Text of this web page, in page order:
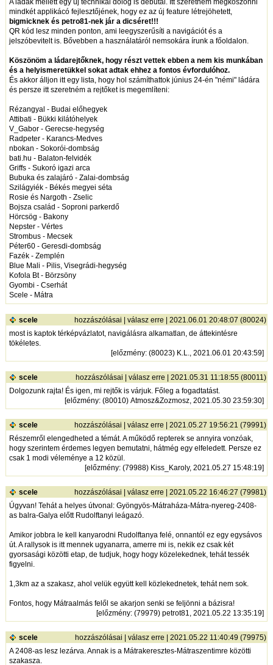
A ládák mellett egy új technikai dolog is debütál. Itt szeretném megköszönni
mindkét applikácó fejlesztőjének, hogy ez az új feature létrejöhetett,
bigmicknek és petro81-nek jár a dicséret!!!
QR kód lesz minden ponton, ami leegyszerűsíti a navigációt és a
jelszóbevitelt is. Bővebben a használatáról nemsokára írunk a főoldalon.
Köszönöm a ládarejtőknek, hogy részt vettek ebben a nem kis munkában
és a helyismeretükkel sokat adtak ehhez a fontos évfordulóhoz.
És akkor álljon itt egy lista, hogy hol számíthattok június 24-én "némi" ládára
és persze itt szeretném a rejtőket is megemlíteni:
Rézangyal - Budai előhegyek
Attibati - Bükki kilátóhelyek
V_Gabor - Gerecse-hegység
Radpeter - Karancs-Medves
nbokan - Sokorói-dombság
bati.hu - Balaton-felvidék
Griffs - Sukoró igazi arca
Bubuka és zalajáró - Zalai-dombság
Szilágyiék - Békés megyei séta
Rosie és Nargoth - Zselic
Bojsza család - Soproni parkerdő
Hörcsög - Bakony
Nepster - Vértes
Strombus - Mecsek
Péter60 - Geresdi-dombság
Fazék - Zemplén
Blue Mali - Pilis, Visegrádi-hegység
Kofola Bt - Börzsöny
Gyombi - Cserhát
Scele - Mátra
scele hozzászólásai |válasz erre | 2021.06.01 20:48:07 (80024)
most is kaptok térképvázlatot, navigálásra alkamatlan, de áttekintésre
tökéletes.
[előzmény: (80023) K.L., 2021.06.01 20:43:59]
scele hozzászólásai |válasz erre | 2021.05.31 11:18:55 (80011)
Dolgozunk rajta! És igen, mi rejtők is várjuk. Főleg a fogadtatást.
[előzmény: (80010) Atmosz&Zozmosz, 2021.05.30 23:59:30]
scele hozzászólásai |válasz erre | 2021.05.27 19:56:21 (79991)
Részemről elengedheted a témát. A működő repterek se annyira vonzóak,
hogy szerintem érdemes legyen bemutatni, hátmég egy elfeledett. Persze ez
csak 1 modi véleménye a 12 közül.
[előzmény: (79988) Kiss_Karoly, 2021.05.27 15:48:19]
scele hozzászólásai |válasz erre | 2021.05.22 16:46:27 (79981)
Úgyvan! Tehát a helyes útvonal: Gyöngyös-Mátraháza-Mátra-nyereg-2408-
as balra-Galya előtt Rudolftanyi leágazó.
Amikor jobbra le kell kanyarodni Rudolftanya felé, onnantól ez egy egysávos
út. A rallysok is itt mennek ugyanarra, amerre mi is, nekik ez csak két
gyorsasági közötti etap, de tudjuk, hogy hogy közelekednek, tehát tessék
figyelni.
1,3km az a szakasz, ahol velük együtt kell közlekednetek, tehát nem sok.
Fontos, hogy Mátraalmás felől se akarjon senki se feljönni a bázisra!
[előzmény: (79979) petrot81, 2021.05.22 13:35:19]
scele hozzászólásai |válasz erre | 2021.05.22 11:40:49 (79975)
A 2408-as lesz lezárva. Annak is a Mátrakeresztes-Mátraszentimre közötti
szakasza.